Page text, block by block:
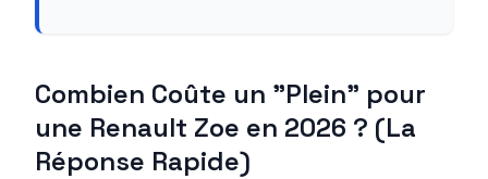
Combien Coûte un "Plein" pour
une Renault Zoe en 2026 ? (La
Réponse Rapide)